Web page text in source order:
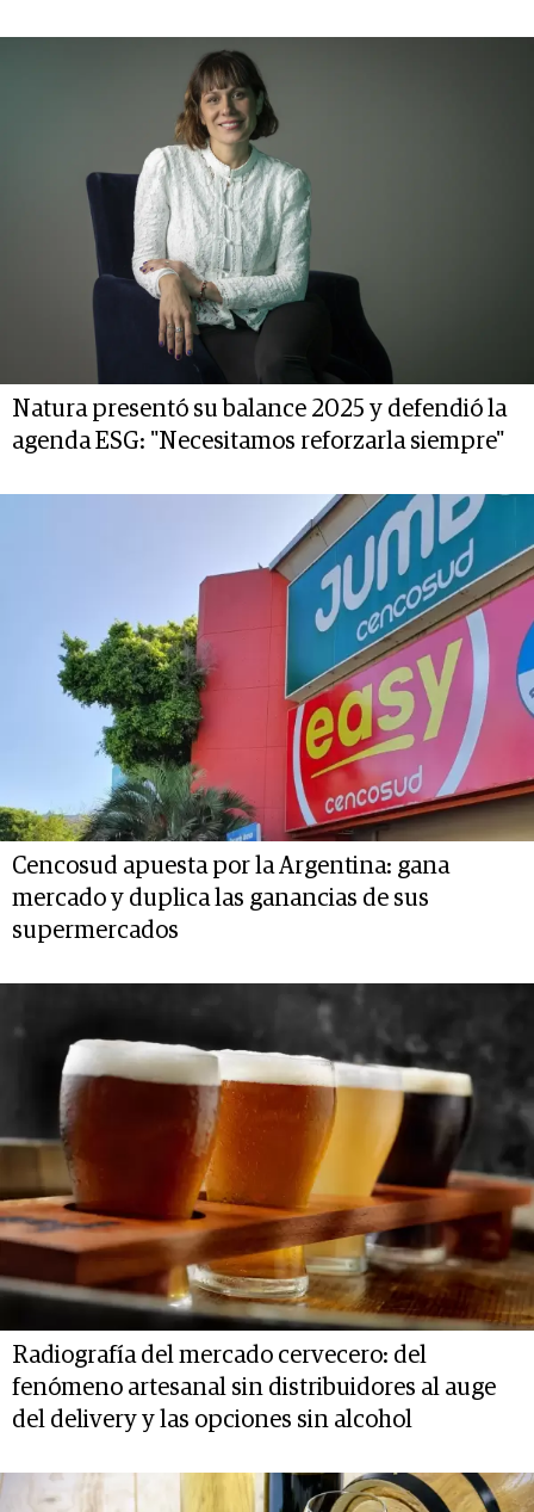
Natura presentó su balance 2025 y defendió la
agenda ESG: "Necesitamos reforzarla siempre"
Cencosud apuesta por la Argentina: gana
mercado y duplica las ganancias de sus
supermercados
Radiografía del mercado cervecero: del
fenómeno artesanal sin distribuidores al auge
del delivery y las opciones sin alcohol